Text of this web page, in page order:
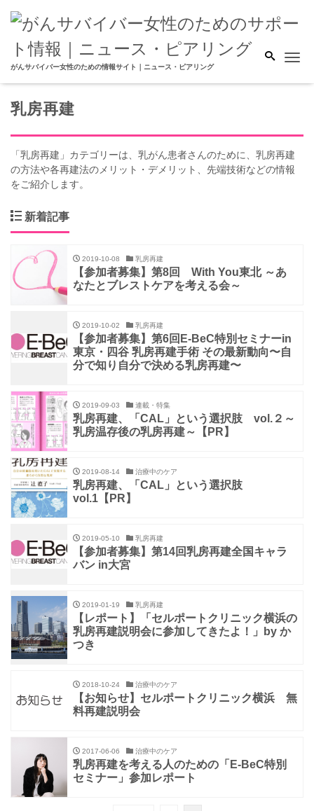
がんサバイバー女性のための情報サイト｜ニュース・ピアリング
乳房再建
「乳房再建」カテゴリーは、乳がん患者さんのために、乳房再建
の方法や各再建法のメリット・デメリット、先端技術などの情報
をご紹介します。
新着記事
2019-10-08 乳房再建
【参加者募集】第8回 With You東北 ～あ
なたとブレストケアを考える会～
2019-10-02 乳房再建
【参加者募集】第6回E-BeC特別セミナーin
東京・四谷 乳房再建手術 その最新動向〜自
分で知り自分で決める乳房再建〜
2019-09-03 連載・特集
乳房再建、「CAL」という選択肢 vol.２～
乳房温存後の乳房再建～【PR】
2019-08-14 治療中のケア
乳房再建、「CAL」という選択肢
vol.1【PR】
2019-05-10 乳房再建
【参加者募集】第14回乳房再建全国キャラ
バン in大宮
2019-01-19 乳房再建
【レポート】「セルポートクリニック横浜の
乳房再建説明会に参加してきたよ！」by か
つき
2018-10-24 治療中のケア
【お知らせ】セルポートクリニック横浜 無
料再建説明会
2017-06-06 治療中のケア
乳房再建を考える人のための「E-BeC特別
セミナー」参加レポート